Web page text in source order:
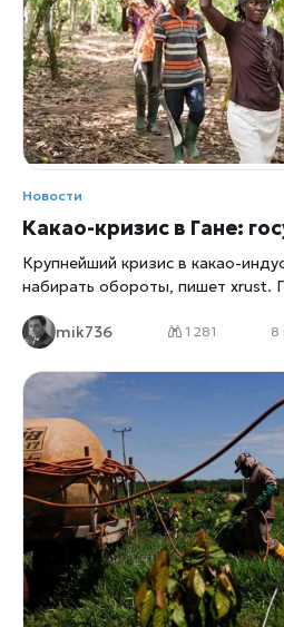
Новости
Какао-кризис в Гане: государственный закупщик
Крупнейший кризис в какао-
набирать обороты, пишет xrust.
обязана закупать какао-бобы у
рискует потерять часть активов
обязательств. По информации
знакомого с ситуацией внутри
задолженность PBC достигла
седи — это примерно 60
нехватки оборотных средств
остановила закупки какао у
задержкам выплат тысячам
важную роль в системе
компания выступает
то есть обязана приобретать
mik736 1 281 8